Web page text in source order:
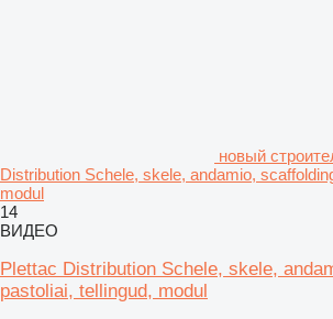
новый
Distribution Schele, skele, andamio,
modul
14
ВИДЕО
Plettac Distribution Schele, skele,
pastoliai, tellingud, modul